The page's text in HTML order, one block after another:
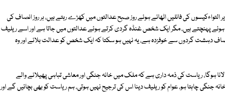
کی فائلیں اٹھائے ہوئے روز صبح عدالتوں میں کھڑے رہتے ہیں، ہر روز انصاف کی
ہوئے پہنچتے ہیں، مگر ایک شخص غنڈہ گردی کرتے ہوئے عدالتوں میں جاتا ہے اور اسے ریلیف
دہشت گردوں سے خوفزدہ ہے، یہ نہیں ہو سکتا کہ ایک شخص کو عدالت بلائے اور وہ
ہوگا، ریاست کی ذمہ داری ہے کہ ملک میں خانہ جنگی اور معاشی تباہی پھیلانے والے
چاہتا ہو، عوام کو ریلیف دینا اس کی ترجیح نہیں ہوتی، ہم ریاست کو بھی بچائیں گے اور